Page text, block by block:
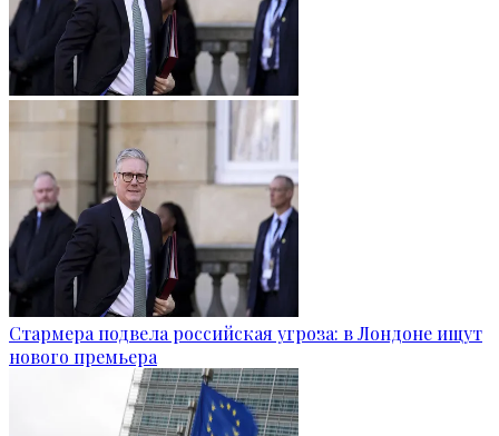
Стармера подвела российская угроза: в Лондоне ищут
нового премьера